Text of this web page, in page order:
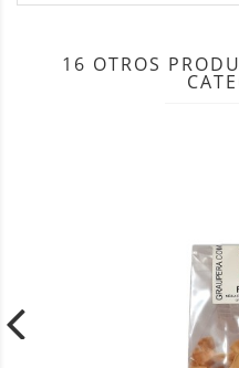
16 OTROS